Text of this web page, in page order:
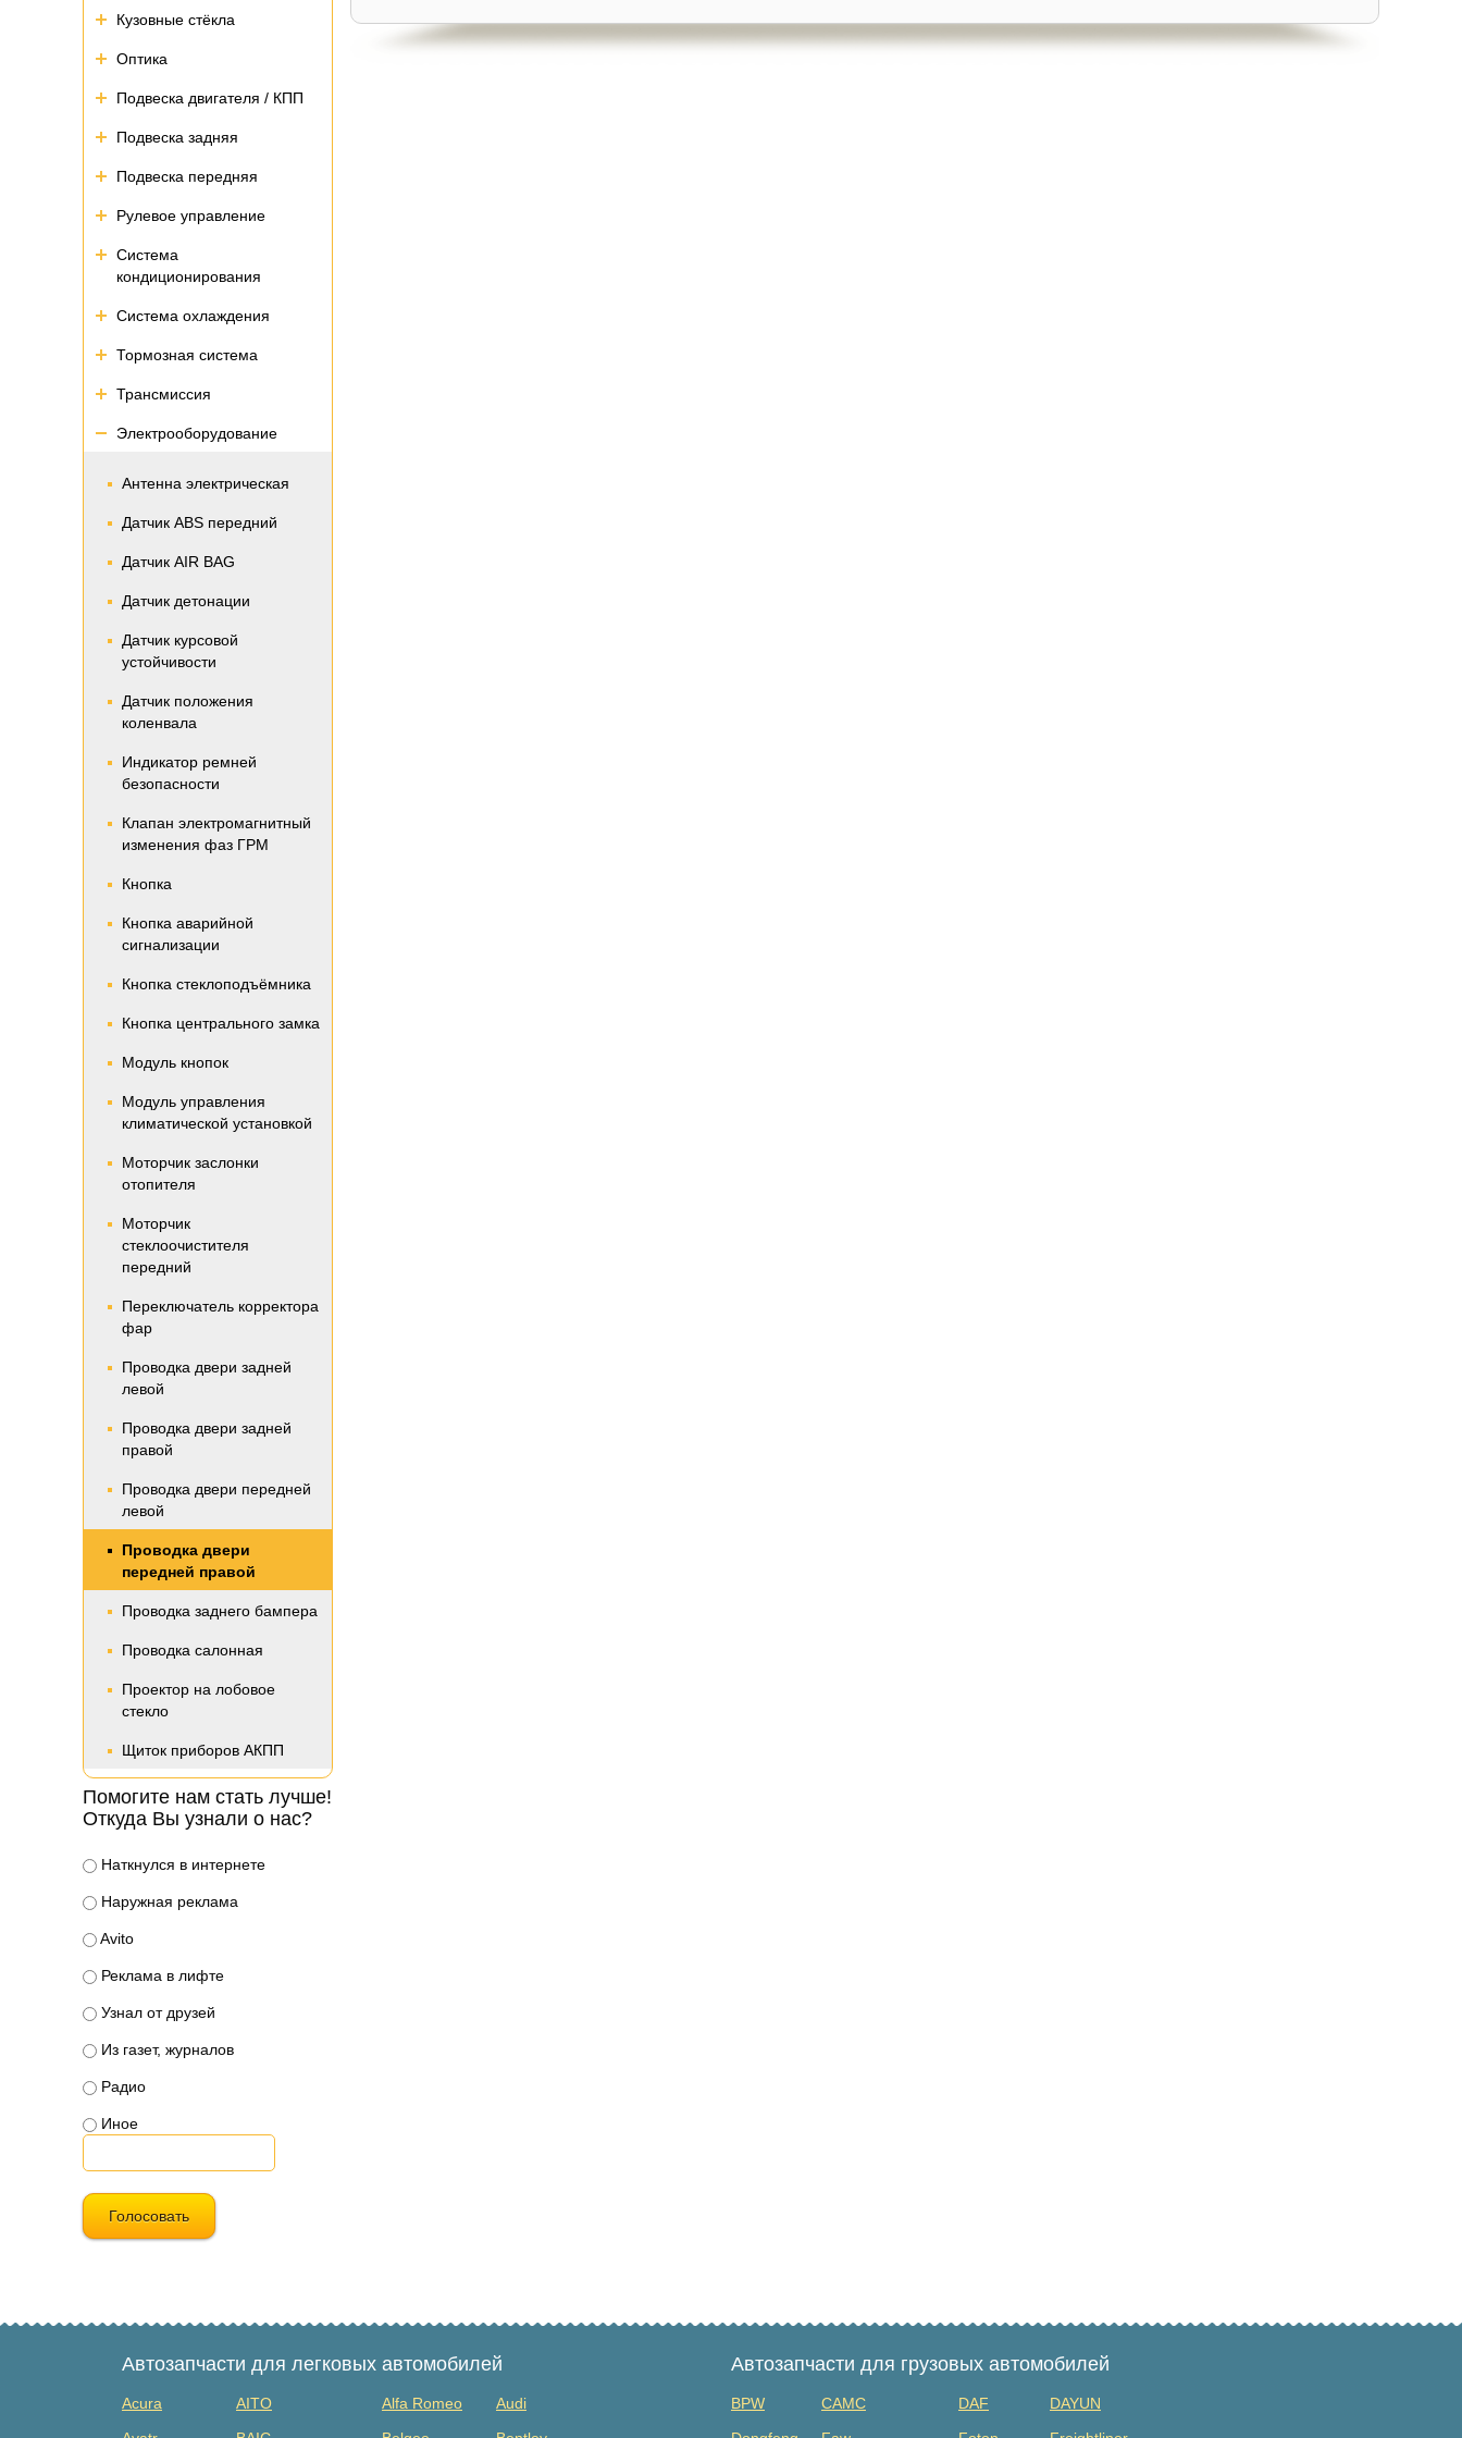
Кузовные стёкла
Оптика
Подвеска двигателя / КПП
Подвеска задняя
Подвеска передняя
Рулевое управление
Система
кондиционирования
Система охлаждения
Тормозная система
Трансмиссия
Электрооборудование
Антенна электрическая
Датчик ABS передний
Датчик AIR BAG
Датчик детонации
Датчик курсовой
устойчивости
Датчик положения
коленвала
Индикатор ремней
безопасности
Клапан электромагнитный
изменения фаз ГРМ
Кнопка
Кнопка аварийной
сигнализации
Кнопка стеклоподъёмника
Кнопка центрального замка
Модуль кнопок
Модуль управления
климатической установкой
Моторчик заслонки
отопителя
Моторчик
стеклоочистителя
передний
Переключатель корректора
фар
Проводка двери задней
левой
Проводка двери задней
правой
Проводка двери передней
левой
Проводка двери
передней правой
Проводка заднего бампера
Проводка салонная
Проектор на лобовое
стекло
Щиток приборов АКПП
Помогите нам стать лучше!
Откуда Вы узнали о нас?
Наткнулся в интернете
Наружная реклама
Avito
Реклама в лифте
Узнал от друзей
Из газет, журналов
Радио
Иное
Голосовать
Автозапчасти для легковых автомобилей
Acura AITO Alfa Romeo
Audi
Автозапчасти для грузовых автомобилей
BPW CAMC DAF
DAYUN